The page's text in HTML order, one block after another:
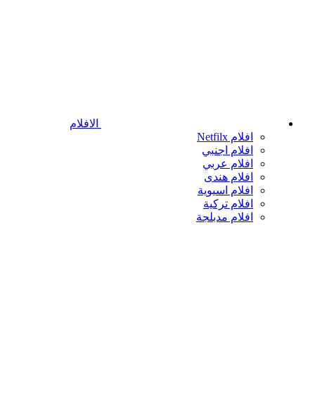
الافلام
افلام Netfilx
افلام اجنبي
افلام عربي
افلام هندى
افلام اسيوية
افلام تركية
افلام مدبلجة